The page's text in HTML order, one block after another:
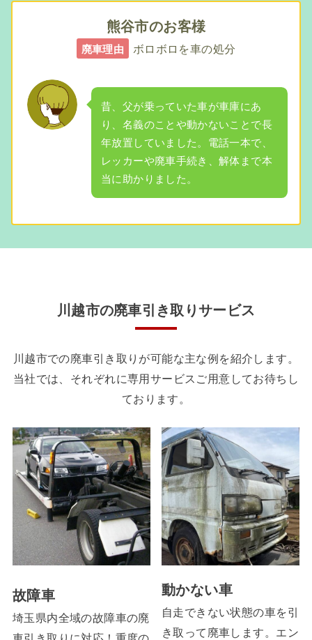
熊谷市のお客様
廃車理由 ボロボロを車の処分
昔、父が乗っていた車が車庫にあ
り、名義のことや動かないことで長
年放置していました。電話一本で、
レッカーや廃車手続き、解体まで本
当に助かりました。
川越市の廃車引き取りサービス
川越市での廃車引き取りが可能な主な例を紹介します。
当社では、それぞれに専用サービスご用意してお待ちし
ております。
故障車
埼玉県内全域の故障車の廃
動かない車
自走できない状態の車を引
き取って廃車します。エン